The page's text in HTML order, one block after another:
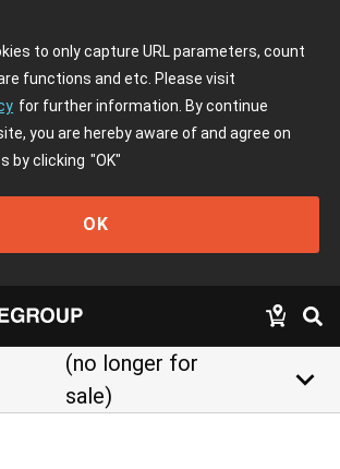
to only capture URL parameters, count
functions and etc. Please visit
for further information. By continue
you are hereby aware of and agree on
by clicking "OK"
OK
(no longer for
sale)
keyboard_arrow_down